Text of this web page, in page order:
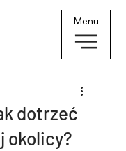
Menu
dotrzeć
okolicy?